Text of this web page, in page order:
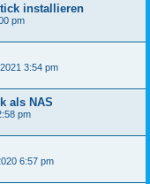
installieren
pm
3:54 pm
als NAS
pm
6:57 pm